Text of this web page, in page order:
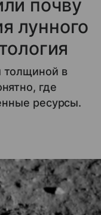
почву
лунного
толщиной в
где
ресурсы.